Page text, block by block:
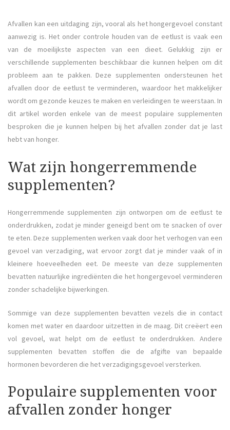
Afvallen kan een uitdaging zijn, vooral als het hongergevoel constant
aanwezig is. Het onder controle houden van de eetlust is vaak een
van de moeilijkste aspecten van een dieet. Gelukkig zijn er
verschillende supplementen beschikbaar die kunnen helpen om dit
probleem aan te pakken. Deze supplementen ondersteunen het
afvallen door de eetlust te verminderen, waardoor het makkelijker
wordt om gezonde keuzes te maken en verleidingen te weerstaan. In
dit artikel worden enkele van de meest populaire supplementen
besproken die je kunnen helpen bij het afvallen zonder dat je last
hebt van honger.
Wat zijn hongerremmende
supplementen?
Hongerremmende supplementen zijn ontworpen om de eetlust te
onderdrukken, zodat je minder geneigd bent om te snacken of over
te eten. Deze supplementen werken vaak door het verhogen van een
gevoel van verzadiging, wat ervoor zorgt dat je minder vaak of in
kleinere hoeveelheden eet. De meeste van deze supplementen
bevatten natuurlijke ingrediënten die het hongergevoel verminderen
zonder schadelijke bijwerkingen.
Sommige van deze supplementen bevatten vezels die in contact
komen met water en daardoor uitzetten in de maag. Dit creëert een
vol gevoel, wat helpt om de eetlust te onderdrukken. Andere
supplementen bevatten stoffen die de afgifte van bepaalde
hormonen bevorderen die het verzadigingsgevoel versterken.
Populaire supplementen voor
afvallen zonder honger